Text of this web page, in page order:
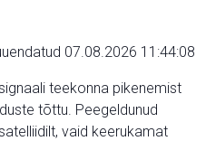
07.08.2026 11:44:08
teekonna pikenemist
tõttu. Peegeldunud
vaid keerukamat